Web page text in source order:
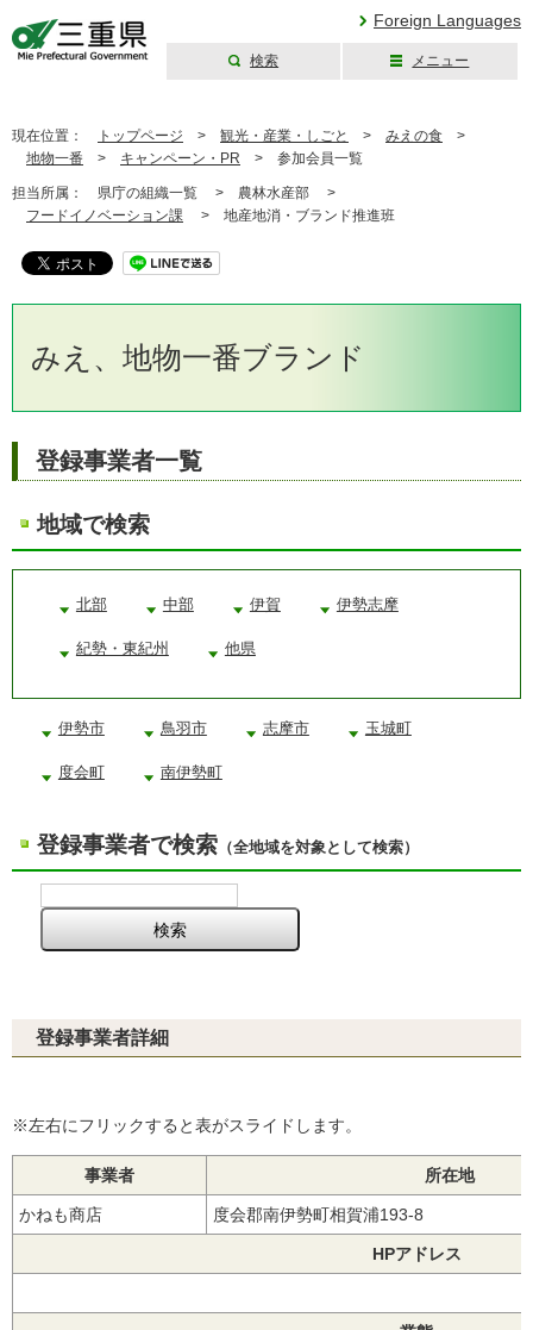
Foreign Languages
検索 メニュー
現在位置： トップページ > 観光・産業・しごと > みえの食 >
地物一番 > キャンペーン・PR > 参加会員一覧
担当所属： 県庁の組織一覧 > 農林水産部 >
フードイノベーション課 > 地産地消・ブランド推進班
みえ、地物一番ブランド
登録事業者一覧
地域で検索
北部 中部 伊賀 伊勢志摩
紀勢・東紀州 他県
伊勢市 鳥羽市 志摩市 玉城町
度会町 南伊勢町
登録事業者で検索 （全地域を対象として検索）
登録事業者詳細
※左右にフリックすると表がスライドします。
事業者 所在地
かねも商店 度会郡南伊勢町相賀浦193-8
HPアドレス